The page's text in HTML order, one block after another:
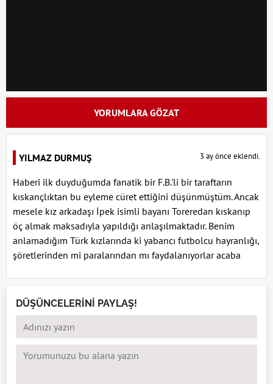
YORUMLARA GÖZAT
YILMAZ DURMUŞ 3 ay önce eklendi.
Haberi ilk duyduğumda fanatik bir F.B.'li bir taraftarın
kıskançlıktan bu eyleme cüret ettiğini düşünmüştüm. Ancak
mesele kız arkadaşı İpek isimli bayanı Toreredan kıskanıp
öç almak maksadıyla yapıldığı anlaşılmaktadır. Benim
anlamadığım Türk kızlarında ki yabancı futbolcu hayranlığı,
şöretlerinden mi paralarından mı faydalanıyorlar acaba
DÜŞÜNCELERİNİ PAYLAŞ!